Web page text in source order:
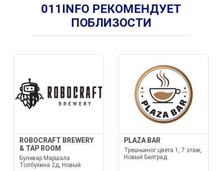
011INFO РЕКОМЕНДУЕТ
ПОБЛИЗОСТИ
ROBOCRAFT BREWERY
& TAP ROOM
Булевар Маршала
Толбухина 2д, Новый
PLAZA BAR
Трешњиног цвета 1, 7 этаж,
Новый Белград